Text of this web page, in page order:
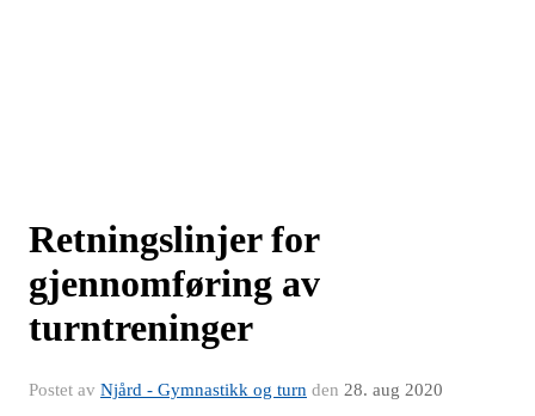
Retningslinjer for
gjennomføring av
turntreninger
Postet av Njård - Gymnastikk og turn den 28. aug 2020